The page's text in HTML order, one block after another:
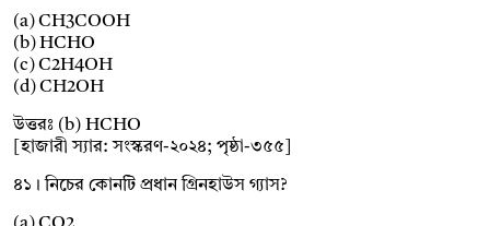
(a) CH3COOH
(b) HCHO
(c) C2H4OH
(d) CH2OH
উত্তরঃ (b) HCHO
[হাজারী স্যার: সংস্করণ-২০২৪; পৃষ্ঠা-৩৫৫]
৪১। নিচের কোনটি প্রধান গ্রিনহাউস গ্যাস?